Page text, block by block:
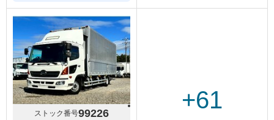
ストック番号99226
+61